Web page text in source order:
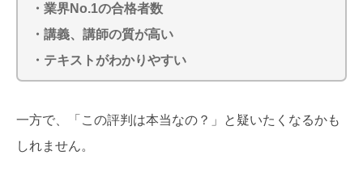
・業界No.1の合格者数
・講義、講師の質が高い
・テキストがわかりやすい
一方で、「この評判は本当なの？」と疑いたくなるかも
しれません。